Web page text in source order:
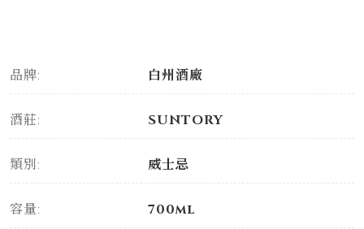
品牌: 白州酒廠
酒莊: SUNTORY
類別: 威士忌
容量: 700ml